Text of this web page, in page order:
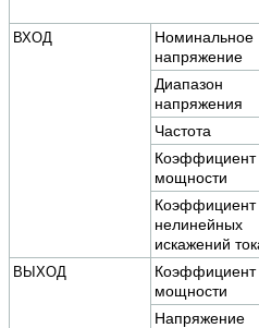
ВХОД
Номинальное
напряжение
Диапазон
напряжения
Частота
Коэффициент
мощности
Коэффициент
нелинейных
искажений
ВЫХОД
Коэффициент
мощности
Напряжение